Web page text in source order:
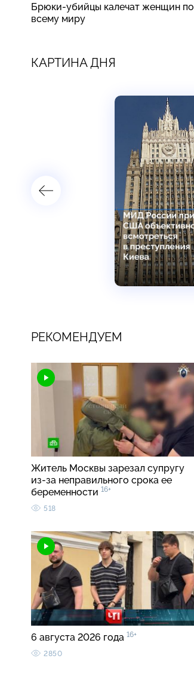
Брюки-убийцы калечат женщин по
всему миру
КАРТИНА ДНЯ
РЕКОМЕНДУЕМ
Житель Москвы зарезал супругу
из-за неправильного срока ее
беременности 16+
518
6 августа 2026 года 16+
2850